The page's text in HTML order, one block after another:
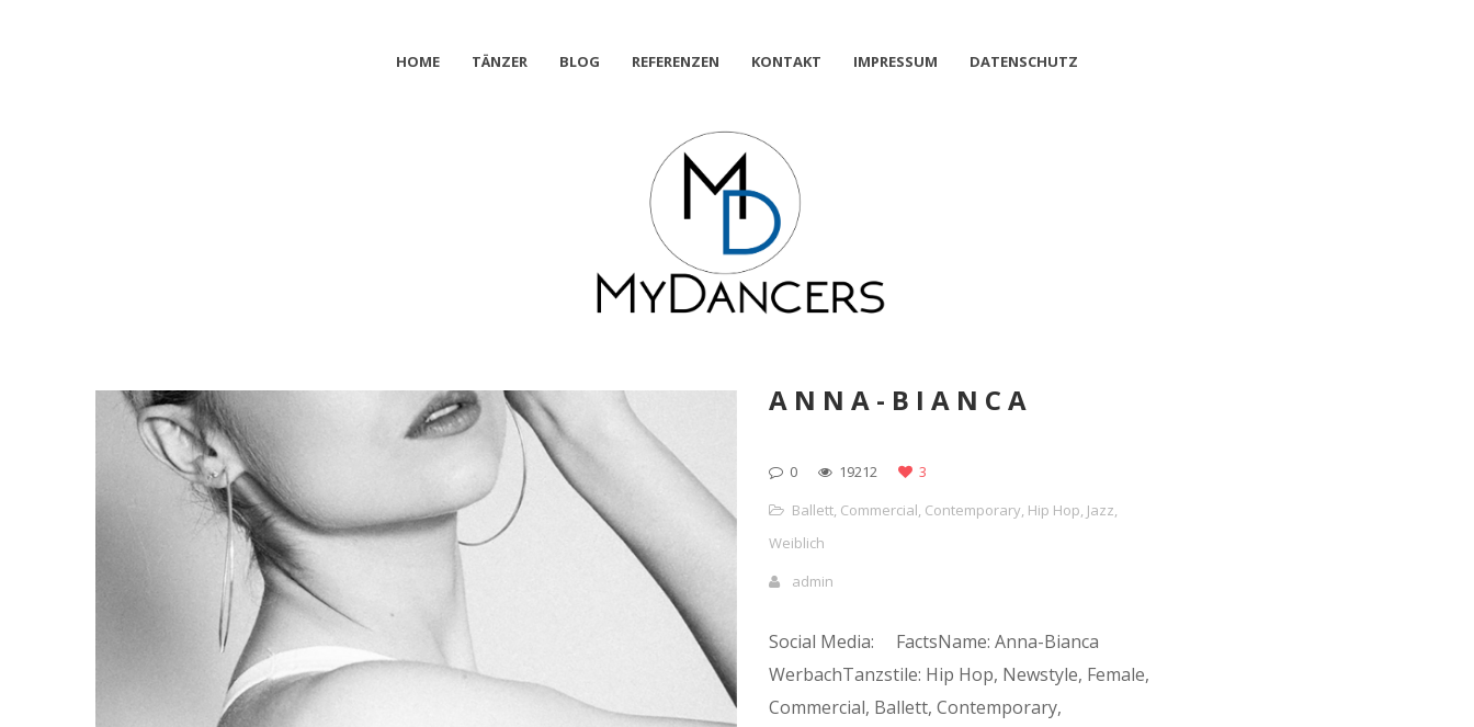
HOME TÄNZER BLOG REFERENZEN KONTAKT IMPRESSUM DATENSCHUTZ
ANNA-BIANCA
0 19212
3
Ballett, Commercial, Contemporary, Hip Hop, Jazz,
Weiblich
admin
Social Media: FactsName: Anna-Bianca
WerbachTanzstile: Hip Hop, Newstyle, Female,
Commercial, Ballett, Contemporary,